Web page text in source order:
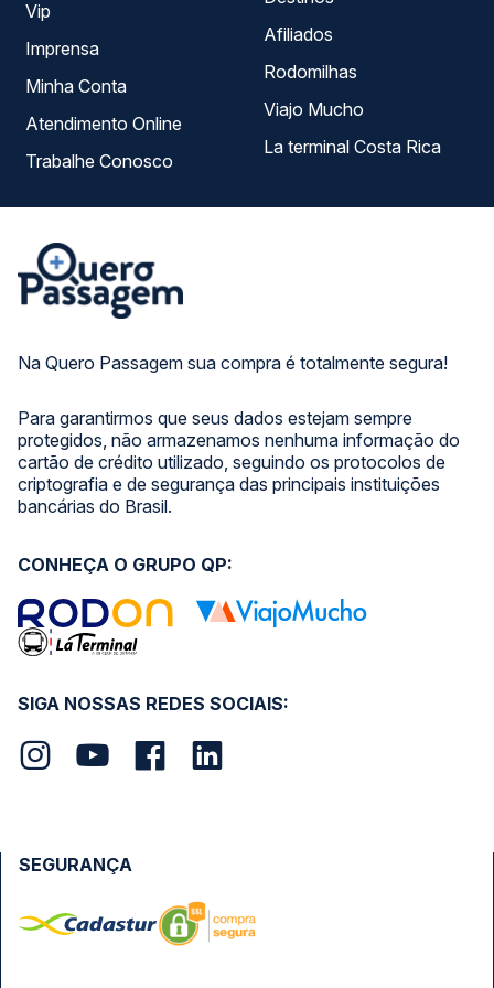
Na Quero Passagem sua compra é totalmente segura!
Para garantirmos que seus dados estejam sempre
protegidos, não armazenamos nenhuma informação do
cartão de crédito utilizado, seguindo os protocolos de
criptografia e de segurança das principais instituições
bancárias do Brasil.
Vip
Imprensa
Minha Conta
Atendimento Online
Trabalhe Conosco
Afiliados
Rodomilhas
Viajo Mucho
La terminal Costa Rica
SIGA NOSSAS REDES SOCIAIS:
CONHEÇA O GRUPO QP:
SEGURANÇA